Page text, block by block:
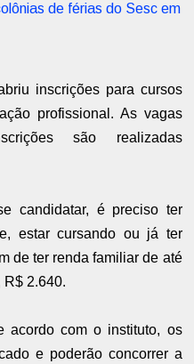
de férias do Sesc em
inscrições para cursos
profissional. As vagas
são realizadas
candidatar, é preciso ter
estar cursando ou já ter
de ter renda familiar de até
R$ 2.640.
acordo com o instituto, os
e poderão concorrer a